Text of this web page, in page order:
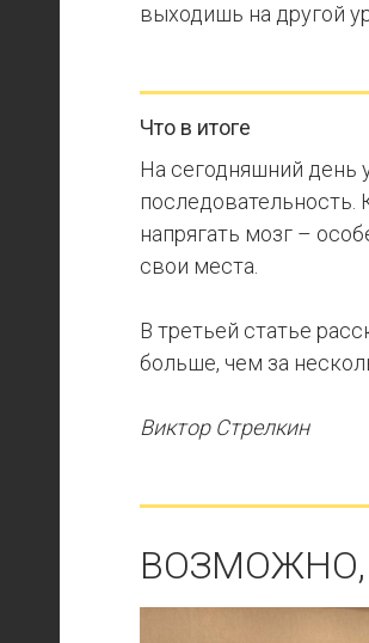
выходишь на другой
Что в итоге
На сегодняшний день
последовательность.
напрягать мозг –
свои места.
В третьей статье
больше, чем за
Виктор Стрелкин